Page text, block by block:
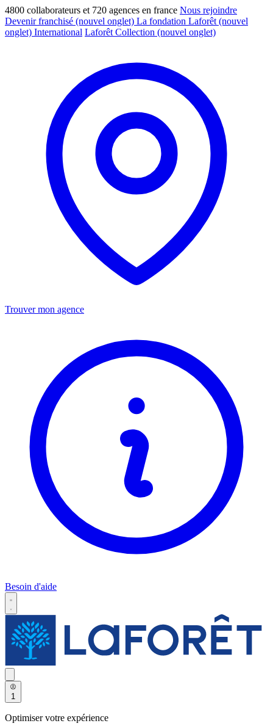
4800 collaborateurs et 720 agences en france Nous rejoindre
Devenir franchisé (nouvel onglet) La fondation Laforêt (nouvel
onglet) International Laforêt Collection (nouvel onglet)
Trouver mon agence
Besoin d'aide
1
Optimiser votre expérience